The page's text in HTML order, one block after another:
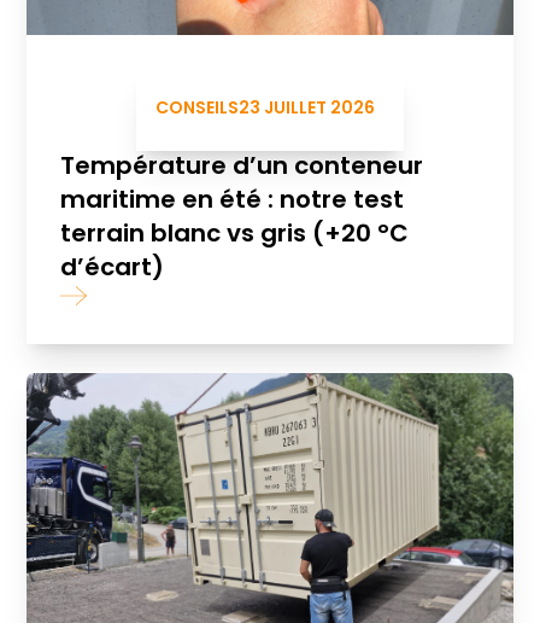
CONSEILS23 JUILLET 2026
Température d’un conteneur
maritime en été : notre test
terrain blanc vs gris (+20 °C
d’écart)